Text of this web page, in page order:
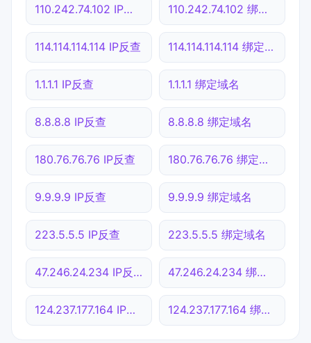
110.242.74.102 IP反查 110.242.74.102 绑定域名
114.114.114.114 IP反查 114.114.114.114 绑定域名
1.1.1.1 IP反查 1.1.1.1 绑定域名
8.8.8.8 IP反查 8.8.8.8 绑定域名
180.76.76.76 IP反查 180.76.76.76 绑定域名
9.9.9.9 IP反查 9.9.9.9 绑定域名
223.5.5.5 IP反查 223.5.5.5 绑定域名
47.246.24.234 IP反查 47.246.24.234 绑定域名
124.237.177.164 IP反查 124.237.177.164 绑定域名